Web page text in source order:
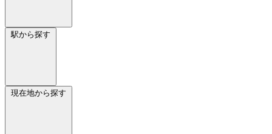
駅から探す
現在地から探す